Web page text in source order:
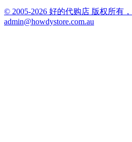
© 2005-2026 好的代购店 版权所有
admin@howdystore.com.au